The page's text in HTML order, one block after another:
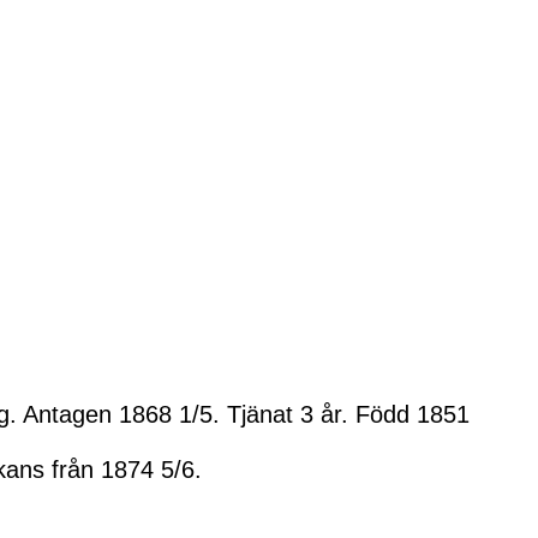
Antagen 1868 1/5. Tjänat 3 år. Född 1851
från 1874 5/6.